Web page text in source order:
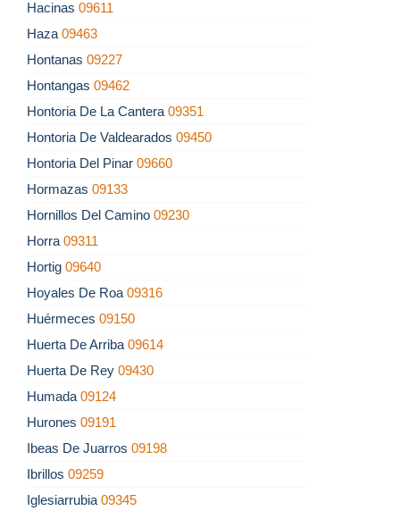
Hacinas 09611
Haza 09463
Hontanas 09227
Hontangas 09462
Hontoria De La Cantera 09351
Hontoria De Valdearados 09450
Hontoria Del Pinar 09660
Hormazas 09133
Hornillos Del Camino 09230
Horra 09311
Hortig 09640
Hoyales De Roa 09316
Huérmeces 09150
Huerta De Arriba 09614
Huerta De Rey 09430
Humada 09124
Hurones 09191
Ibeas De Juarros 09198
Ibrillos 09259
Iglesiarrubia 09345